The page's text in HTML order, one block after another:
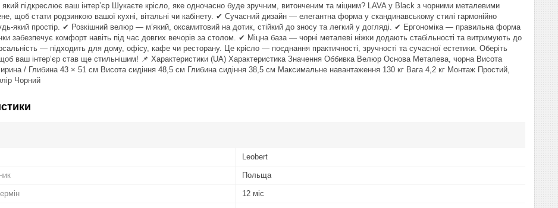
який підкреслює ваш інтер’єр Шукаєте крісло, яке одночасно буде зручним, витонченим та міцним? LAVA у Black з чорними металевими
щоб стати родзинкою вашої кухні, вітальні чи кабінету. ✔ Сучасний дизайн — елегантна форма у скандинавському стилі гармонійно
який простір. ✔ Розкішний велюр — м’який, оксамитовий на дотик, стійкий до зносу та легкий у догляді. ✔ Ергономіка — правильна форма
забезпечує комфорт навіть під час довгих вечорів за столом. ✔ Міцна база — чорні металеві ніжки додають стабільності та витримують до
— підходить для дому, офісу, кафе чи ресторану. Це крісло — поєднання практичності, зручності та сучасної естетики. Оберіть
ваш інтер’єр став ще стильнішим! 📌 Характеристики (UA) Характеристика Значення Оббивка Велюр Основа Металева, чорна Висота
/ Глибина 43 × 51 см Висота сидіння 48,5 см Глибина сидіння 38,5 см Максимальне навантаження 130 кг Вага 4,2 кг Монтаж Простий,
Чорний
Leobert
Польща
12 міс